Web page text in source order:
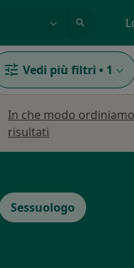
Vedi più filtri • 1
In che modo
risultati
Sessuologo